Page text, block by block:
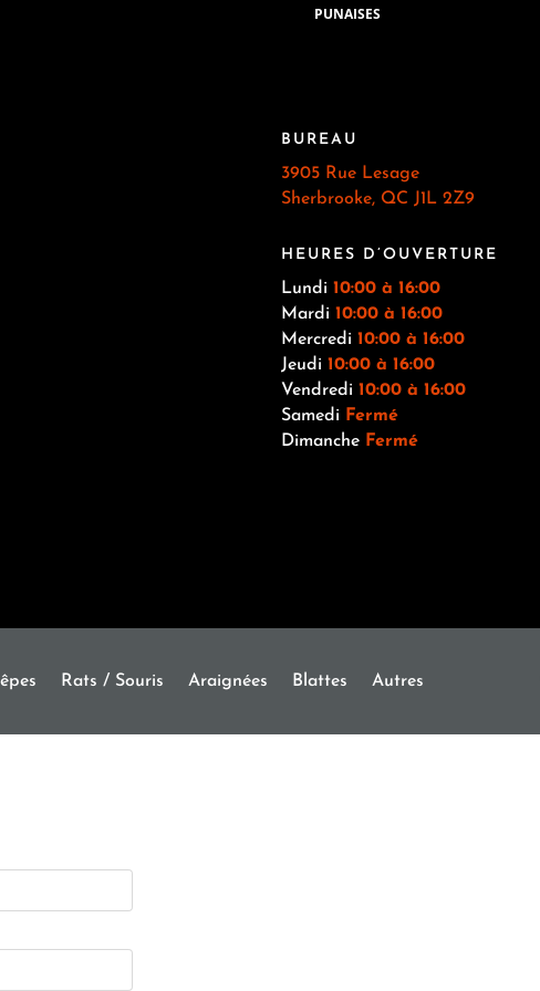
PUNAISES
BUREAU
3905 Rue Lesage
Sherbrooke, QC J1L 2Z9
HEURES D’OUVERTURE
Lundi 10:00 à 16:00
Mardi 10:00 à 16:00
Mercredi 10:00 à 16:00
Jeudi 10:00à 16:00
Vendredi 10:00à 16:00
Samedi Fermé
Dimanche Fermé
Rats / Souris Araignées Blattes Autres